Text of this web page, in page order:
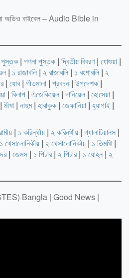
অডিও বাইবেল – Audio Bible in
পুস্তক | গণনা পুস্তক | দ্বিতীয় বিবরণ | যোশুয়া |
| ১ রাজাবলি | ২ রাজাবলি | ১ বংশাবলি | ২
| যোব | গীতমালা | প্রবচন | উপদেশক |
| বিলাপ | এজেকিয়েল | দানিয়েল | হোসেয়া |
| মীখা | নাহুম | হাবাকুক | জেফানিয়া | হ্যাগাই |
| ১ করিন্থীয় | ২ করিন্থীয় | গ্যালাটিয়ানস |
১ থেসালোনিকীয় | ২ থেসালোনিকীয় | ১ তিমথি |
| জেমস | ১ পিটার | ২ পিটার | ১ যোহন | ২
Bangla | Good News |